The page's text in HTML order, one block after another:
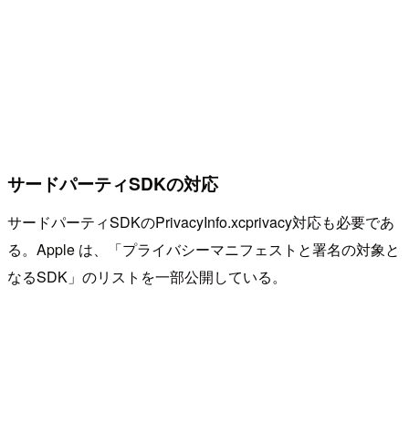
サードパーティSDKの対応
サードパーティSDKのPrivacyInfo.xcprivacy対応も必要であ
る。Apple は、「プライバシーマニフェストと署名の対象と
なるSDK」のリストを一部公開している。